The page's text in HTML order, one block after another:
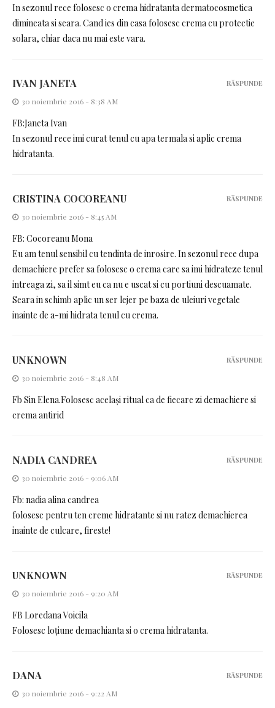
In sezonul rece folosesc o crema hidratanta dermatocosmetica
dimineata si seara. Cand ies din casa folosesc crema cu protectie
solara, chiar daca nu mai este vara.
IVAN JANETA
30 noiembrie 2016 - 8:38 AM
FB:Janeta Ivan
In sezonul rece imi curat tenul cu apa termala si aplic crema
hidratanta.
RĂSPUNDE
CRISTINA COCOREANU
30 noiembrie 2016 - 8:45 AM
FB: Cocoreanu Mona
Eu am tenul sensibil cu tendinta de inrosire. In sezonul rece dupa
demachiere prefer sa folosesc o crema care sa imi hidrateze tenul
intreaga zi, sa il simt eu ca nu e uscat si cu portiuni descuamate.
Seara in schimb aplic un ser lejer pe baza de uleiuri vegetale
inainte de a-mi hidrata tenul cu crema.
RĂSPUNDE
UNKNOWN
30 noiembrie 2016 - 8:48 AM
Fb Sin Elena.Folosesc același ritual ca de fiecare zi demachiere si
crema antirid
RĂSPUNDE
NADIA CANDREA
30 noiembrie 2016 - 9:06 AM
Fb: nadia alina candrea
folosesc pentru ten creme hidratante si nu ratez demachierea
inainte de culcare, fireste!
RĂSPUNDE
UNKNOWN
30 noiembrie 2016 - 9:20 AM
FB Loredana Voicila
Folosesc loțiune demachianta si o crema hidratanta.
RĂSPUNDE
DANA
30 noiembrie 2016 - 9:22 AM
RĂSPUNDE